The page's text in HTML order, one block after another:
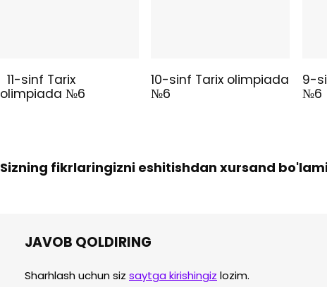
11-sinf Tarix
olimpiada №6
10-sinf Tarix olimpiada
№6
9-
№6
Sizning fikrlaringizni eshitishdan xursand
JAVOB QOLDIRING
Sharhlash uchun siz saytga kirishingiz lozim.